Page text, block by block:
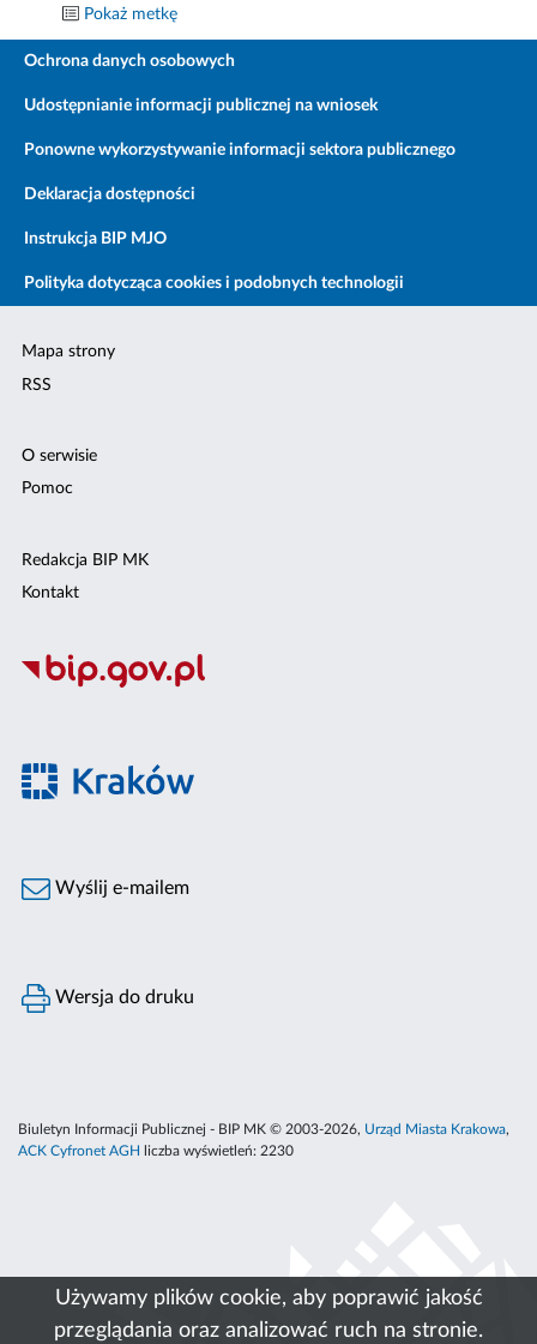
Używamy plików cookie, aby poprawić jakość
przeglądania oraz analizować ruch na stronie.
Pokaż metkę
Ochrona danych osobowych
Udostępnianie informacji publicznej na wniosek
Ponowne wykorzystywanie informacji sektora publicznego
Deklaracja dostępności
Instrukcja BIP MJO
Polityka dotycząca cookies i podobnych technologii
Mapa strony
RSS
O serwisie
Pomoc
Redakcja BIP MK
Kontakt
Wyślij e-mailem
Wersja do druku
Biuletyn Informacji Publicznej - BIP MK © 2003-2026, Urząd Miasta Krakowa,
ACK Cyfronet AGH
liczba wyświetleń: 2230